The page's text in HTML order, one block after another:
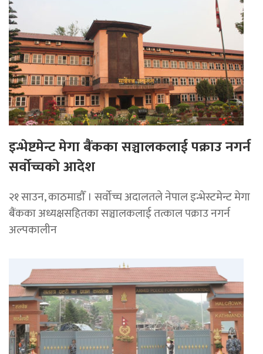
इन्भेष्टमेन्ट मेगा बैंकका सञ्चालकलाई पक्राउ नगर्न
सर्वोच्चको आदेश
२१ साउन, काठमाडाैँ । सर्वोच्च अदालतले नेपाल इन्भेस्टमेन्ट मेगा
बैंकका अध्यक्षसहितका सञ्चालकलाई तत्काल पक्राउ नगर्न
अल्पकालीन